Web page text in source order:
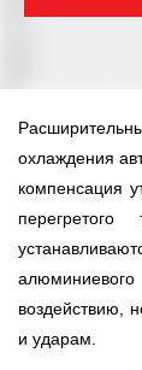
охлаждения
компенсация
воздействию,
и ударам.